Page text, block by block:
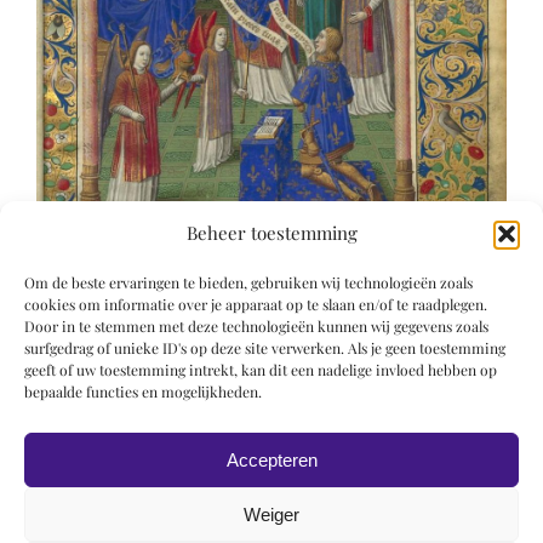
Beheer toestemming
Om de beste ervaringen te bieden, gebruiken wij technologieën zoals
cookies om informatie over je apparaat op te slaan en/of te raadplegen.
Door in te stemmen met deze technologieën kunnen wij gegevens zoals
surfgedrag of unieke ID's op deze site verwerken. Als je geen toestemming
geeft of uw toestemming intrekt, kan dit een nadelige invloed hebben op
bepaalde functies en mogelijkheden.
Accepteren
Weiger